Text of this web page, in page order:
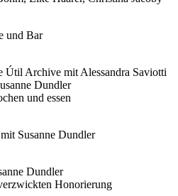
und Bar
Útil Archive mit Alessandra Saviotti
Dundler
und essen
Susanne Dundler
Dundler
Honorierung